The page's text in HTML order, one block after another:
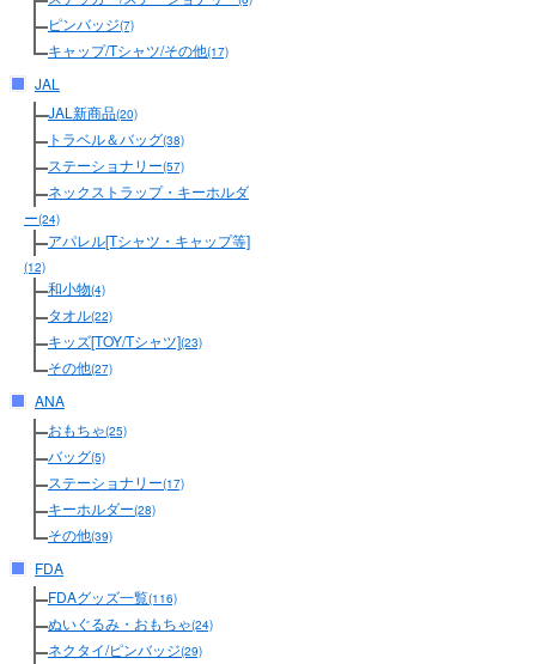
ピンバッジ(7)
キャップ/Tシャツ/その他(17)
JAL
JAL新商品(20)
トラベル＆バッグ(38)
ステーショナリー(57)
ネックストラップ・キーホルダ
ー(24)
アパレル[Tシャツ・キャップ等]
(12)
和小物(4)
タオル(22)
キッズ[TOY/Tシャツ](23)
その他(27)
ANA
おもちゃ(25)
バッグ(5)
ステーショナリー(17)
キーホルダー(28)
その他(39)
FDA
FDAグッズ一覧(116)
ぬいぐるみ・おもちゃ(24)
ネクタイ/ピンバッジ(29)